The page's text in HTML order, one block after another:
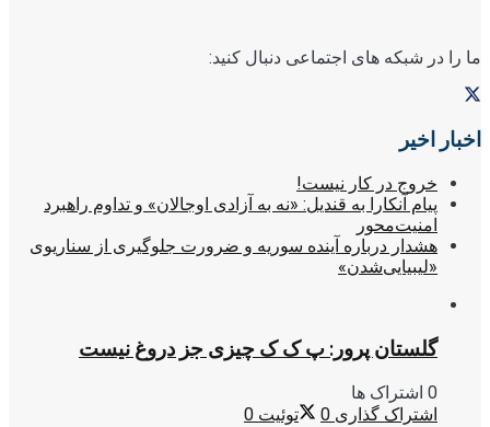
ما را در شبکه های اجتماعی دنبال کنید:
اخبار اخیر
خروج در کار نیست!
پیام آنکارا به قندیل: «نه به آزادی اوجالان» و تداوم راهبرد
امنیت‌محور
هشدار درباره آینده سوریه و ضرورت جلوگیری از سناریوی
«لیبیایی‌شدن»
گلستان پرور: پ ک ک چیزی جز دروغ نیست
0 اشتراک ها
اشتراک گذاری 0 توئیت 0